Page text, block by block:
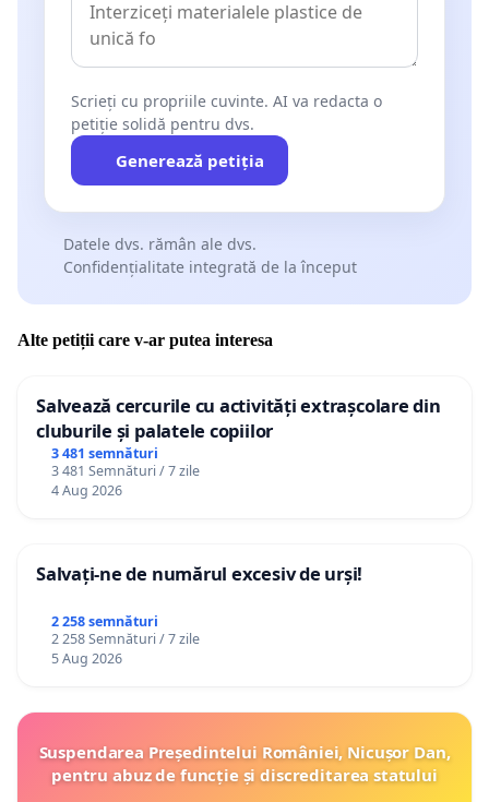
Scrieți cu propriile cuvinte. AI va redacta o
petiție solidă pentru dvs.
Generează petiția
Datele dvs. rămân ale dvs.
Confidențialitate integrată de la început
Alte petiții care v-ar putea interesa
Salvează cercurile cu activități extrașcolare din
cluburile și palatele copiilor
3 481 semnături
3 481 Semnături / 7 zile
4 Aug 2026
Salvați-ne de numărul excesiv de urși!
2 258 semnături
2 258 Semnături / 7 zile
5 Aug 2026
Suspendarea Președintelui României, Nicușor Dan,
pentru abuz de funcție și discreditarea statului